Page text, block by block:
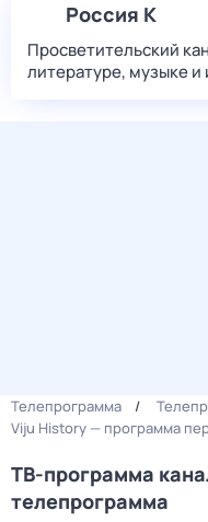
Россия К
Просветительский
литературе, музыке и
Телепрограмма
Viju History — программа
ТВ-программа
телепрограмма